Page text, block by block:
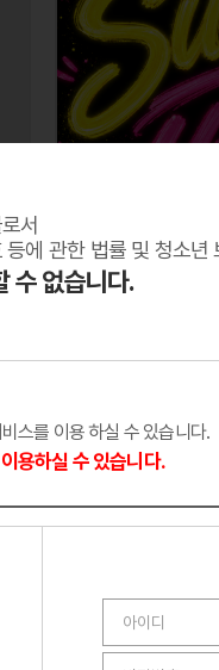
다온테라피
서
에 관한 법률 및 청소년
수 없습니다.
스를 이용 하실 수 있습니다.
용하실 수 있습니다.